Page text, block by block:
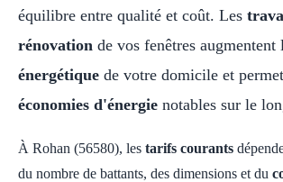
équilibre entre qualité et coût. Les
rénovation de vos fenêtres augmentent
énergétique de votre domicile et
économies d'énergie notables sur le
À Rohan (56580), les tarifs courants
du nombre de battants, des dimensions et du